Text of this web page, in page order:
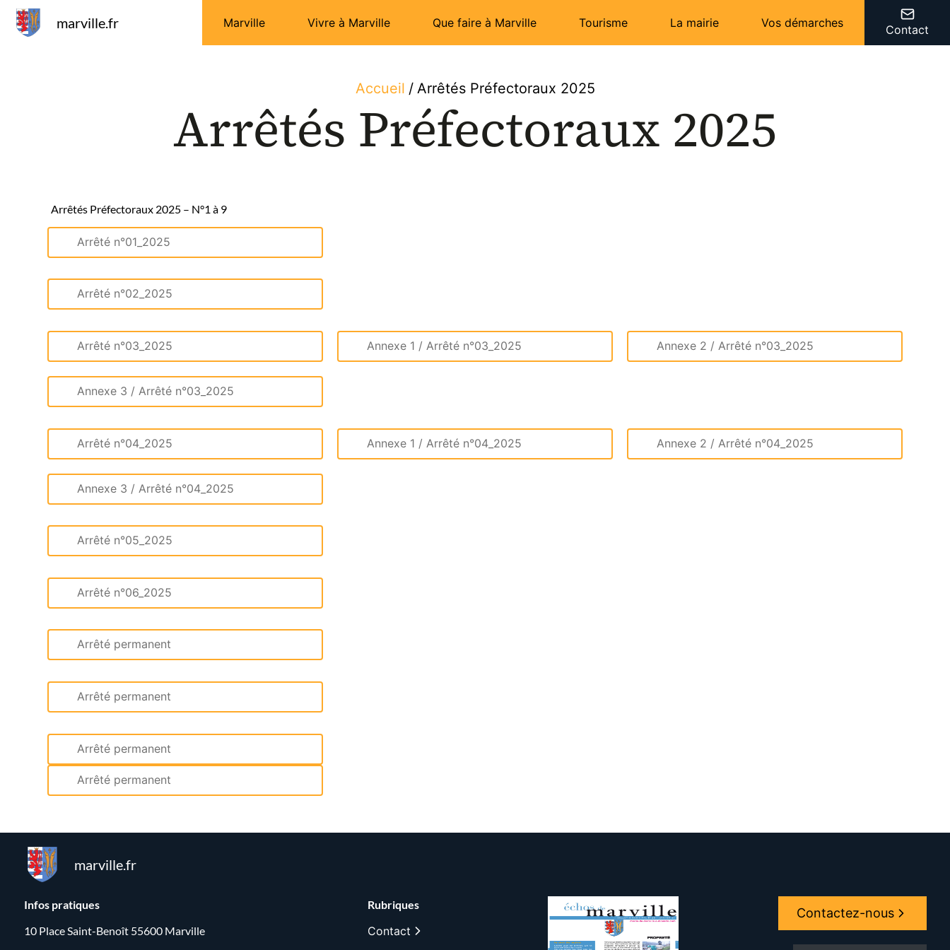
marville.fr Marville Vivre à Marville Que faire à Marville Tourisme La mairie Vos démarches Contact
Accueil / Arrêtés Préfectoraux 2025
Arrêtés Préfectoraux 2025
Arrêtés Préfectoraux 2025 – N°1 à 9
Arrêté n°01_2025
Arrêté n°02_2025
Arrêté n°03_2025 Annexe 1 / Arrêté n°03_2025 Annexe 2 / Arrêté n°03_2025
Annexe 3 / Arrêté n°03_2025
Arrêté n°04_2025 Annexe 1 / Arrêté n°04_2025 Annexe 2 / Arrêté n°04_2025
Annexe 3 / Arrêté n°04_2025
Arrêté n°05_2025
Arrêté n°06_2025
Arrêté permanent
Arrêté permanent
Arrêté permanent
Arrêté permanent
marville.fr
Infos pratiques
10 Place Saint-Benoît 55600 Marville
Rubriques
Contact
Contactez-nous
Panneau de gestion des cookies